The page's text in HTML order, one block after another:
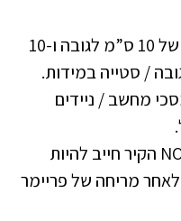
יש להוסיף בהזמנה ספייר של 10 ס”מ לגובה ו-10
/ סטייה במידות.
מסכי מחשב / ניידים
בהזמנת טפט NON WOVEN הקיר חייב להיות
מריחה של פריימר